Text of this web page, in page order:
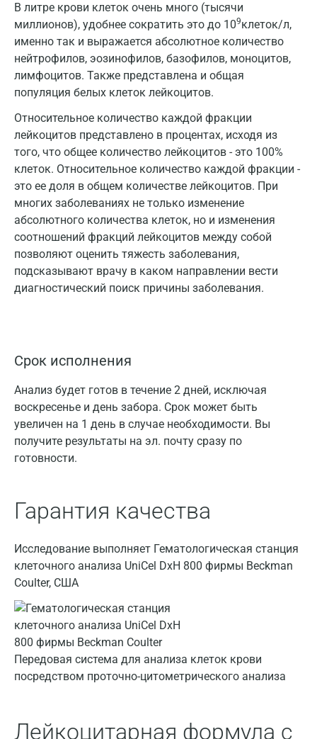
В литре крови клеток очень много (тысячи
миллионов), удобнее сократить это до 109клеток/л,
именно так и выражается абсолютное количество
нейтрофилов, эозинофилов, базофилов, моноцитов,
лимфоцитов. Также представлена и общая
популяция белых клеток лейкоцитов.
Относительное количество каждой фракции
лейкоцитов представлено в процентах, исходя из
того, что общее количество лейкоцитов - это 100%
клеток. Относительное количество каждой фракции -
это ее доля в общем количестве лейкоцитов. При
многих заболеваниях не только изменение
абсолютного количества клеток, но и изменения
соотношений фракций лейкоцитов между собой
позволяют оценить тяжесть заболевания,
подсказывают врачу в каком направлении вести
диагностический поиск причины заболевания.
Срок исполнения
Анализ будет готов в течение 2 дней, исключая
воскресенье и день забора. Срок может быть
увеличен на 1 день в случае необходимости. Вы
получите результаты на эл. почту сразу по
готовности.
Гарантия качества
Исследование выполняет Гематологическая станция
клеточного анализа UniCel DxH 800 фирмы Beckman
Coulter, США
Передовая система для анализа клеток крови
посредством проточно-цитометрического анализа
Лейкоцитарная формула с